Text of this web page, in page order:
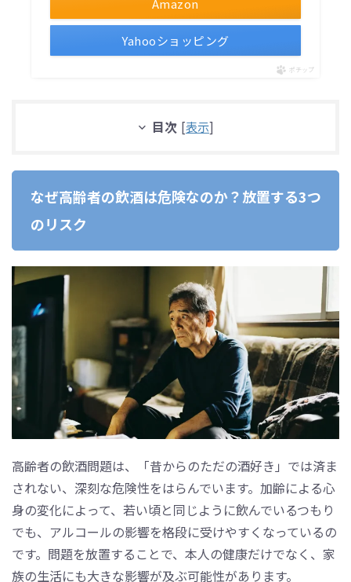
Amazon
Yahooショッピング
ポチップ
目次 [表示]
なぜ高齢者の飲酒は危険なのか？放置する3つ
のリスク
高齢者の飲酒問題は、「昔からのただの酒好き」では済ま
されない、深刻な危険性をはらんでいます。加齢による心
身の変化によって、若い頃と同じように飲んでいるつもり
でも、アルコールの影響を格段に受けやすくなっているの
です。問題を放置することで、本人の健康だけでなく、家
族の生活にも大きな影響が及ぶ可能性があります。